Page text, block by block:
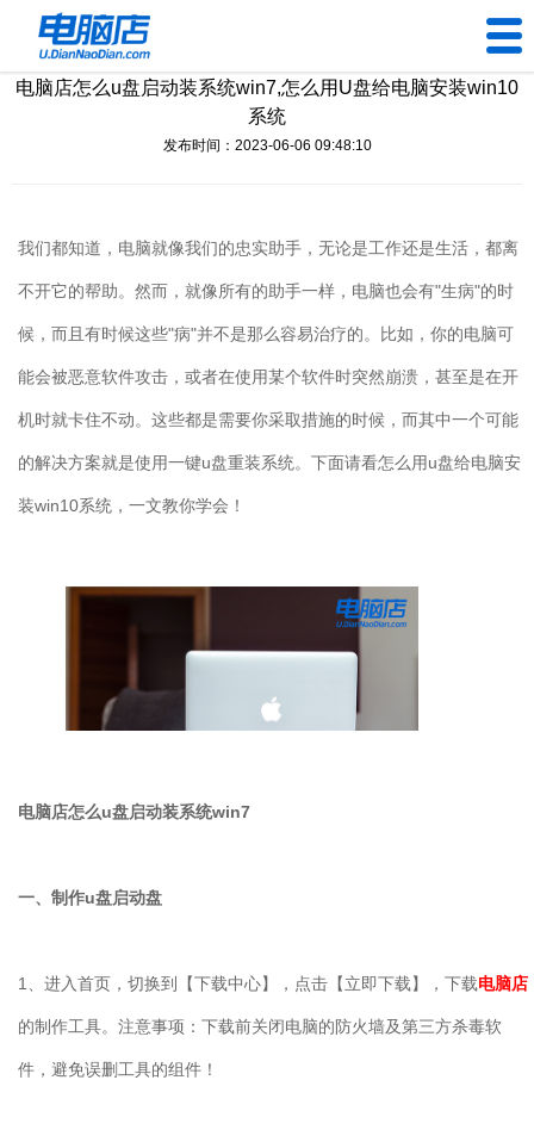
U盘工具
装机问题
电脑问题
电脑店怎么u盘启动装系统win7,怎么用U盘给电脑安装win10
系统
发布时间：2023-06-06 09:48:10
我们都知道，电脑就像我们的忠实助手，无论是工作还是生活，都离
不开它的帮助。然而，就像所有的助手一样，电脑也会有"生病"的时
候，而且有时候这些"病"并不是那么容易治疗的。比如，你的电脑可
能会被恶意软件攻击，或者在使用某个软件时突然崩溃，甚至是在开
机时就卡住不动。这些都是需要你采取措施的时候，而其中一个可能
的解决方案就是使用一键u盘重装系统。下面请看怎么用u盘给电脑安
装win10系统，一文教你学会！
电脑店怎么u盘启动装系统win7
一、制作u盘启动盘
1、进入首页，切换到【下载中心】，点击【立即下载】，下载电脑店
的制作工具。注意事项：下载前关闭电脑的防火墙及第三方杀毒软
件，避免误删工具的组件！